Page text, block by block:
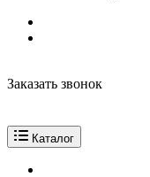
Заказать звонок
Каталог